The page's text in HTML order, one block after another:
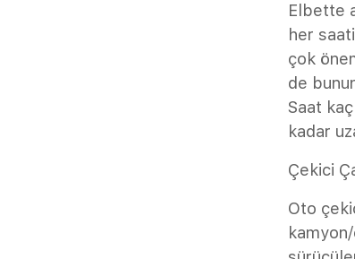
Elbette
her
çok
de
Saat
kadar
Çekici
Oto